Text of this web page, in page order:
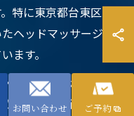
特に東京都台東区の
ヘッドマッサージや
ます。
コシの低下が気にな
り入れた施術や、天
お問い合わせ ご予約